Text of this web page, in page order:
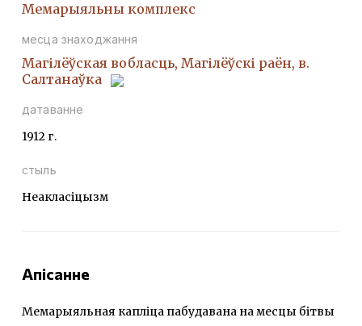
Мемарыяльны комплекс
месца знаходжання
Магілёўская вобласць, Магілёўскі раён, в.
Салтанаўка
датаванне
1912 г.
стыль
Неакласіцызм
Апісанне
Мемарыяльная капліца пабудавана на месцы бітвы